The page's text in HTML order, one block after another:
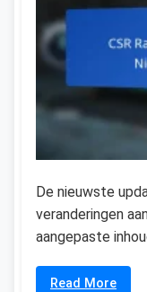
De nieuwste
veranderingen
aangepaste
Read More